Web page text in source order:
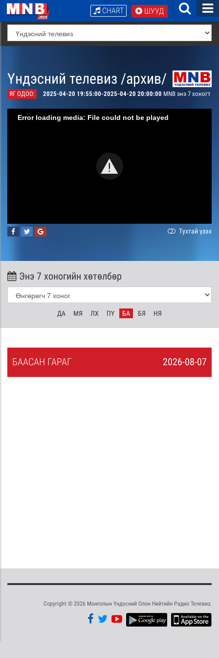
ШУУД
CHART
Үндэсний телевиз /архив/
ЯГ ОДОО: 2025-04-20 19:55:00-2025-04-20 20:00:00 MNB энэ 7 хоногт
Error loading media: File could not be played
Тухтай үзэх
Энэ 7 хоногийн хөтөлбөр
ДА МЯ ЛХ ПҮ БА БЯ НЯ
2026-08-07
БААСАН ГАРАГ
Copyright © 2026 Монголын Үндэсний Олон Нийтийн Радио Телевиз.